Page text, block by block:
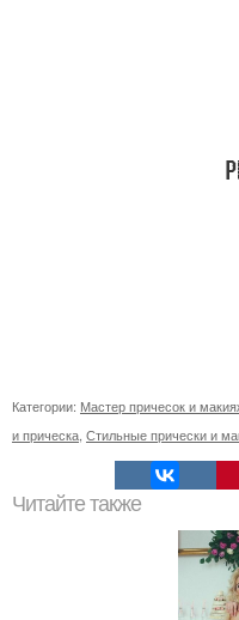
Категории: Мастер причесок и
и прическа Стильные прически и
Читайте также